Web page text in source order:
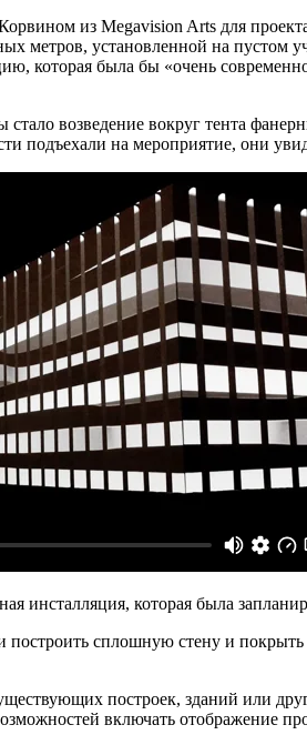
из Megavision Arts для
метров, установленной на
которая была бы «очень
возведение вокруг тента
подъехали на мероприятие, они
инсталляция, которая была
построить сплошную стену и
построек, зданий или
включать отображение